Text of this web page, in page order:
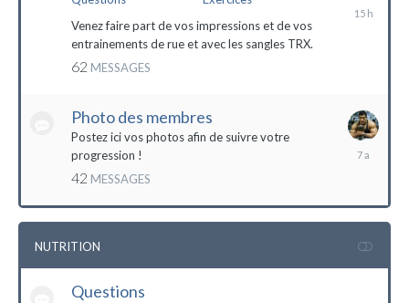
Venez faire part de vos impressions et de vos
entrainements de rue et avec les sangles TRX.
62 MESSAGES
Photo des membres
Postez ici vos photos afin de suivre votre
progression !
42 MESSAGES
18
NUTRITION
Questions